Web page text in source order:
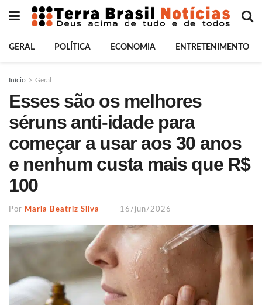
GERAL POLÍTICA ECONOMIA ENTRETENIMENTO
Início Geral
Esses são os melhores
séruns anti-idade para
começar a usar aos 30 anos
e nenhum custa mais que R$
100
Por Maria Beatriz Silva 16/jun/2026